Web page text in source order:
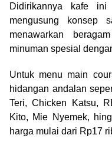
Didirikannya kafe
mengusung konsep
menawarkan
minuman spesial
Untuk menu main
hidangan andalan
Teri, Chicken Katsu,
Kito, Mie Nyemek,
harga mulai dari Rp17